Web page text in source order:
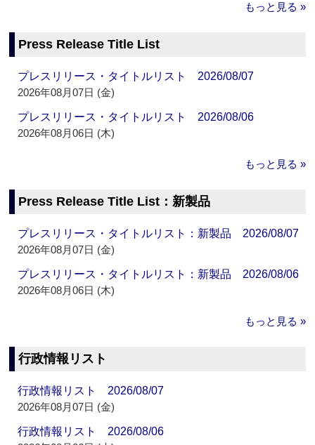
もっと見る »
Press Release Title List
プレスリリース・タイトルリスト 2026/08/07
2026年08月07日 (金)
プレスリリース・タイトルリスト 2026/08/06
2026年08月06日 (木)
もっと見る »
Press Release Title List：新製品
プレスリリース・タイトルリスト：新製品 2026/08/07
2026年08月07日 (金)
プレスリリース・タイトルリスト：新製品 2026/08/06
2026年08月06日 (木)
もっと見る »
行政情報リスト
行政情報リスト 2026/08/07
2026年08月07日 (金)
行政情報リスト 2026/08/06